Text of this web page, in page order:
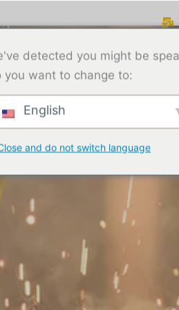
A propos de
detected you might be
you want to change to:
English
and do not switch language